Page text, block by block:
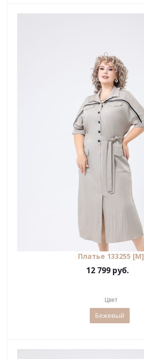
Платье 133255 [М]
12 799 руб.
Цвет
Бежевый